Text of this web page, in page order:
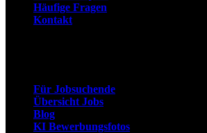
Häufige Fragen
Kontakt
Für Jobsuchende
Übersicht Jobs
Blog
KI Bewerbungsfotos